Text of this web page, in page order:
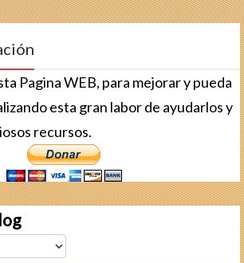
Pagina WEB, para mejorar y pueda
esta gran labor de ayudarlos y
recursos.